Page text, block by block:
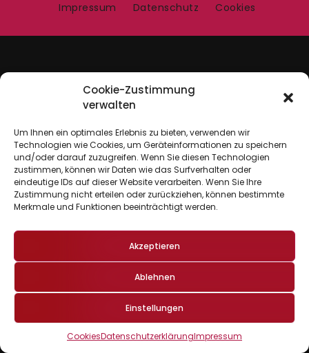
Cookie-Zustimmung
verwalten
Um Ihnen ein optimales Erlebnis zu bieten, verwenden wir
Technologien wie Cookies, um Geräteinformationen zu speichern
und/oder darauf zuzugreifen. Wenn Sie diesen Technologien
zustimmen, können wir Daten wie das Surfverhalten oder
eindeutige IDs auf dieser Website verarbeiten. Wenn Sie Ihre
Zustimmung nicht erteilen oder zurückziehen, können bestimmte
Merkmale und Funktionen beeinträchtigt werden.
Akzeptieren
Ablehnen
Einstellungen
CookiesDatenschutzerklärungImpressum
Impressum Datenschutz Cookies